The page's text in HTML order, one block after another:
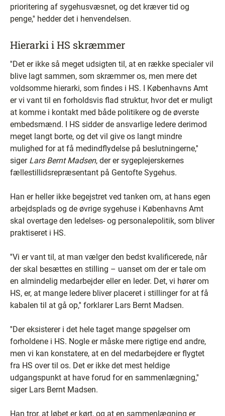
prioritering af sygehusvæsnet, og det kræver tid og
penge,'' hedder det i henvendelsen.
Hierarki i HS skræmmer
''Det er ikke så meget udsigten til, at en række specialer vil
blive lagt sammen, som skræmmer os, men mere det
voldsomme hierarki, som findes i HS. I Københavns Amt
er vi vant til en forholdsvis flad struktur, hvor det er muligt
at komme i kontakt med både politikere og de øverste
embedsmænd. I HS sidder de ansvarlige ledere derimod
meget langt borte, og det vil give os langt mindre
mulighed for at få medindflydelse på beslutningerne,''
siger Lars Bernt Madsen, der er sygeplejerskernes
fællestillidsrepræsentant på Gentofte Sygehus.
Han er heller ikke begejstret ved tanken om, at hans egen
arbejdsplads og de øvrige sygehuse i Københavns Amt
skal overtage den ledelses- og personalepolitik, som bliver
praktiseret i HS.
''Vi er vant til, at man vælger den bedst kvalificerede, når
der skal besættes en stilling – uanset om der er tale om
en almindelig medarbejder eller en leder. Det, vi hører om
HS, er, at mange ledere bliver placeret i stillinger for at få
kabalen til at gå op,'' forklarer Lars Bernt Madsen.
''Der eksisterer i det hele taget mange spøgelser om
forholdene i HS. Nogle er måske mere rigtige end andre,
men vi kan konstatere, at en del medarbejdere er flygtet
fra HS over til os. Det er ikke det mest heldige
udgangspunkt at have forud for en sammenlægning,''
siger Lars Bernt Madsen.
Han tror, at løbet er kørt, og at en sammenlægning er